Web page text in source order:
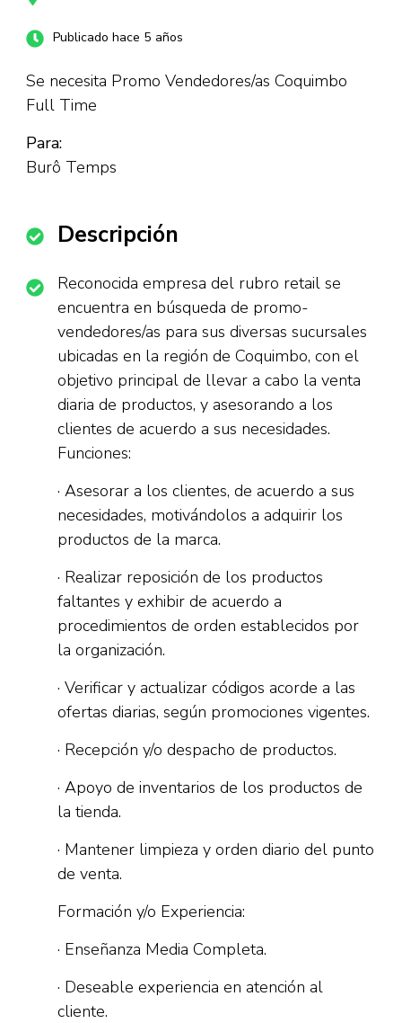
Publicado hace 5 años
Se necesita Promo Vendedores/as Coquimbo
Full Time
Para:
Burô Temps
Descripción
Reconocida empresa del rubro retail se
encuentra en búsqueda de promo-
vendedores/as para sus diversas sucursales
ubicadas en la región de Coquimbo, con el
objetivo principal de llevar a cabo la venta
diaria de productos, y asesorando a los
clientes de acuerdo a sus necesidades.
Funciones:
· Asesorar a los clientes, de acuerdo a sus
necesidades, motivándolos a adquirir los
productos de la marca.
· Realizar reposición de los productos
faltantes y exhibir de acuerdo a
procedimientos de orden establecidos por
la organización.
· Verificar y actualizar códigos acorde a las
ofertas diarias, según promociones vigentes.
· Recepción y/o despacho de productos.
· Apoyo de inventarios de los productos de
la tienda.
· Mantener limpieza y orden diario del punto
de venta.
Formación y/o Experiencia:
· Enseñanza Media Completa.
· Deseable experiencia en atención al
cliente.